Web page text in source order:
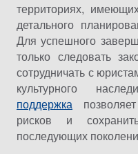
территориях,
детального
Для успешного
только следовать
сотрудничать с
культурного
поддержка
рисков и
последующих